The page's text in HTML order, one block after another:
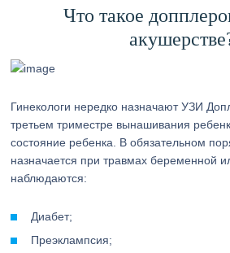
Что такое
Гинекологи нередко назначают УЗИ
третьем триместре вынашивания
состояние ребенка. В обязательном
назначается при травмах беременной
наблюдаются:
Диабет;
Преэклампсия;